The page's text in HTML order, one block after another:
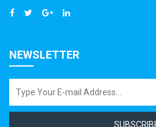
NEWSLETTER